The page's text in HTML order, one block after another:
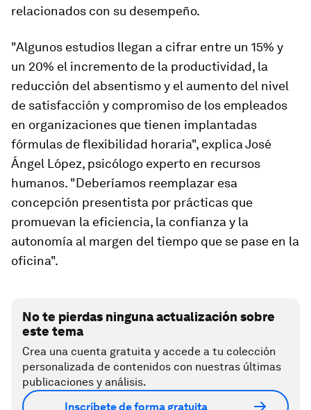
relacionados con su desempeño.
"Algunos estudios llegan a cifrar entre un 15% y
un 20% el incremento de la productividad, la
reducción del absentismo y el aumento del nivel
de satisfacción y compromiso de los empleados
en organizaciones que tienen implantadas
fórmulas de flexibilidad horaria", explica José
Ángel López, psicólogo experto en recursos
humanos. "Deberíamos reemplazar esa
concepción presentista por prácticas que
promuevan la eficiencia, la confianza y la
autonomía al margen del tiempo que se pase en la
oficina".
No te pierdas ninguna actualización sobre
este tema
Crea una cuenta gratuita y accede a tu colección
personalizada de contenidos con nuestras últimas
publicaciones y análisis.
Inscríbete de forma gratuita